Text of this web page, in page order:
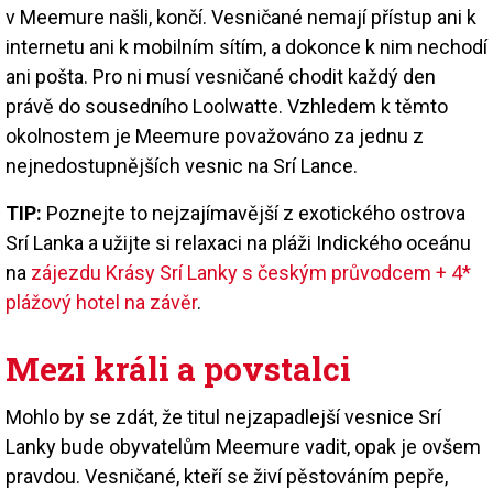
v Meemure našli, končí. Vesničané nemají přístup ani k
internetu ani k mobilním sítím, a dokonce k nim nechodí
ani pošta. Pro ni musí vesničané chodit každý den
právě do sousedního Loolwatte. Vzhledem k těmto
okolnostem je Meemure považováno za jednu z
nejnedostupnějších vesnic na Srí Lance.
TIP: Poznejte to nejzajímavější z exotického ostrova
Srí Lanka a užijte si relaxaci na pláži Indického oceánu
na zájezdu Krásy Srí Lanky s českým průvodcem + 4*
plážový hotel na závěr.
Mezi králi a povstalci
Mohlo by se zdát, že titul nejzapadlejší vesnice Srí
Lanky bude obyvatelům Meemure vadit, opak je ovšem
pravdou. Vesničané, kteří se živí pěstováním pepře,